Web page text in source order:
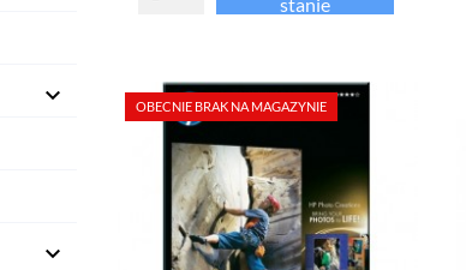


OBECNIE BRAK NA MAGAZYNIE